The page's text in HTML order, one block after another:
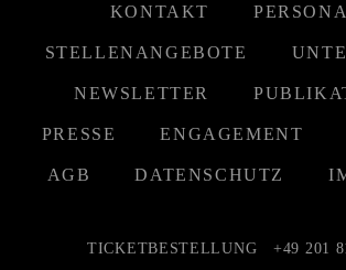
KONTAKT
STELLENANGEBOTE
NEWSLETTER
PRESSE ENGAGEMENT
AGB DATENSCHUTZ
TICKETBESTELLUNG +49 201